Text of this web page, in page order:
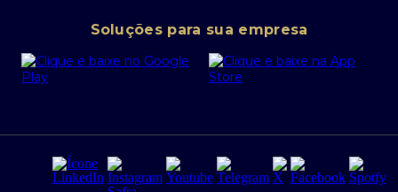
Portal da Privacidade
PRSAC
Regras e Parâmetros de Atuação Banco Safra
Segurança da Informação
Cartão Safra Empresas
Empréstimo e financiamentos PJ
Derivativos
Agronegócios
Soluções para sua empresa